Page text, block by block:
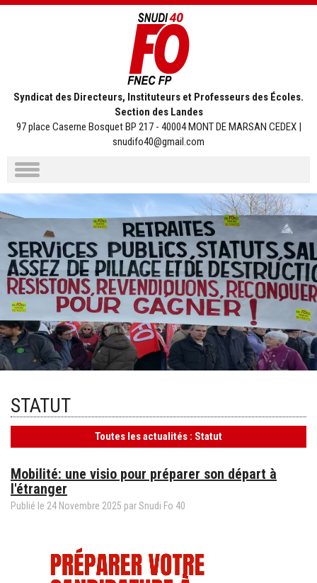
Syndicat des Directeurs, Instituteurs et Professeurs des Écoles.
Section des Landes
97 place Caserne Bosquet BP 217 - 40004 MONT DE MARSAN CEDEX |
snudifo40@gmail.com
Aller
au
contenu
STATUT
Toutes les actualités : Statut
Mobilité: une visio pour préparer son départ à
l'étranger
Publié le 24 Novembre 2025 par Snudi Fo 40